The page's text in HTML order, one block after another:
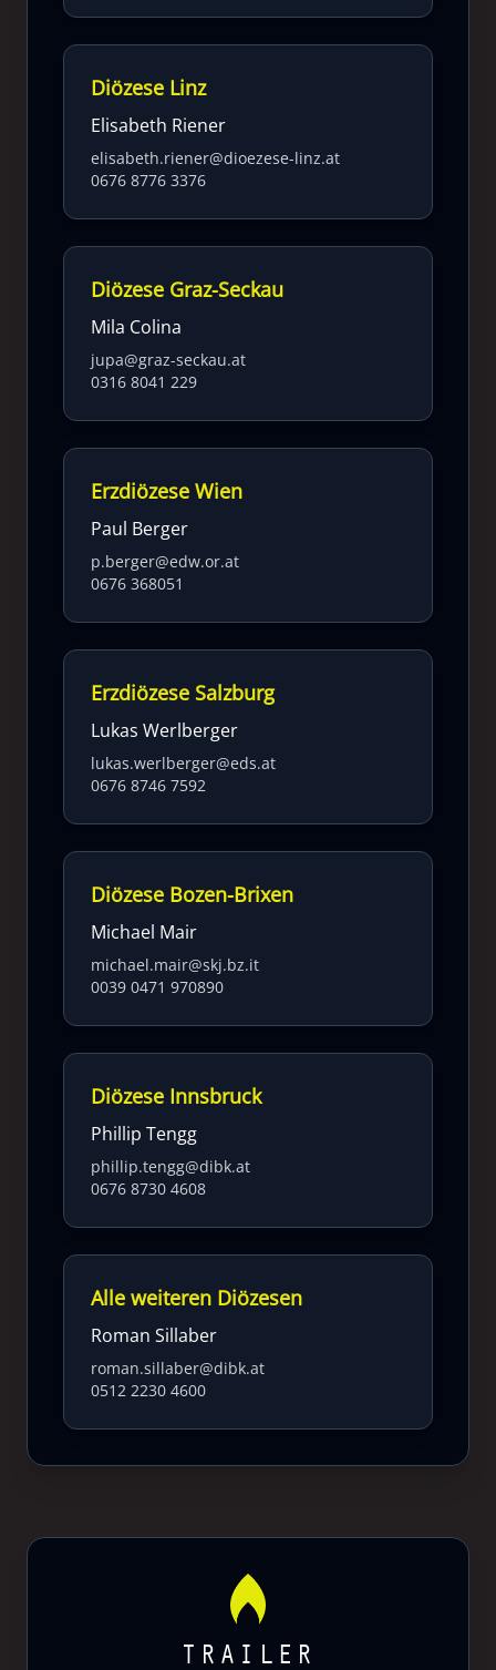
Diözese Linz
Elisabeth Riener
elisabeth.riener@dioezese-linz.at
0676 8776 3376
Diözese Graz-Seckau
Mila Colina
jupa@graz-seckau.at
0316 8041 229
Erzdiözese Wien
Paul Berger
p.berger@edw.or.at
0676 368051
Erzdiözese Salzburg
Lukas Werlberger
lukas.werlberger@eds.at
0676 8746 7592
Diözese Bozen-Brixen
Michael Mair
michael.mair@skj.bz.it
0039 0471 970890
Diözese Innsbruck
Phillip Tengg
phillip.tengg@dibk.at
0676 8730 4608
Alle weiteren Diözesen
Roman Sillaber
roman.sillaber@dibk.at
0512 2230 4600
TRAILER